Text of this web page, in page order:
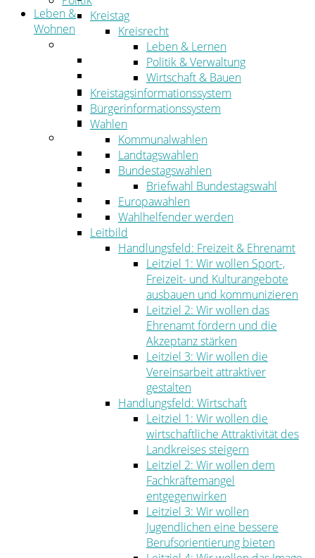
Leben &
Wohnen
Migration
Schulen, Bildung, Sport und Kultur
Soziales
Gesundheit
Jugend, Familie und Senioren
Bauen und Planen
Abfall
Umwelt
Ordnung
Kreistag
Kreisrecht
Leben & Lernen
Politik & Verwaltung
Wirtschaft & Bauen
Kreistagsinformationssystem
Bürgerinformationssystem
Wahlen
Kommunalwahlen
Landtagswahlen
Bundestagswahlen
Briefwahl Bundestagswahl
Europawahlen
Wahlhelfender werden
Leitbild
Handlungsfeld: Freizeit & Ehrenamt
Leitziel 1: Wir wollen Sport-,
Freizeit- und Kulturangebote
ausbauen und kommunizieren
Leitziel 2: Wir wollen das
Ehrenamt fördern und die
Akzeptanz stärken
Leitziel 3: Wir wollen die
Vereinsarbeit attraktiver
gestalten
Handlungsfeld: Wirtschaft
Leitziel 1: Wir wollen die
wirtschaftliche Attraktivität des
Landkreises steigern
Leitziel 2: Wir wollen dem
Fachkräftemangel
entgegenwirken
Leitziel 3: Wir wollen
Jugendlichen eine bessere
Berufsorientierung bieten